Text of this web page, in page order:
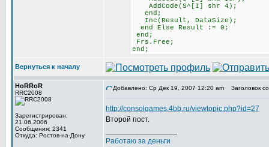
AddCode(S^[I] shr 4);
end;
Inc(Result, DataSize);
end Else Result := 0;
end;
Frs.Free;
end;
Вернуться к началу
HoRRoR
RRC2008
Зарегистрирован:
21.06.2006
Сообщения: 2341
Откуда: Ростов-на-Дону
Добавлено: Ср Дек 19, 2007 12:20 am Заголовок
http://consolgames.4bb.ru/viewtopic.php?id=27
Второй пост.
Работаю за деньги